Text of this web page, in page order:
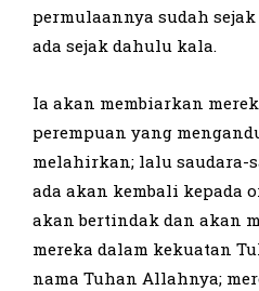
permulaannya sudah
ada sejak dahulu kala.
Ia akan membiarkan
perempuan yang
melahirkan; lalu saudara-
ada akan kembali kepada
akan bertindak dan akan
mereka dalam kekuatan
nama Tuhan Allahnya;